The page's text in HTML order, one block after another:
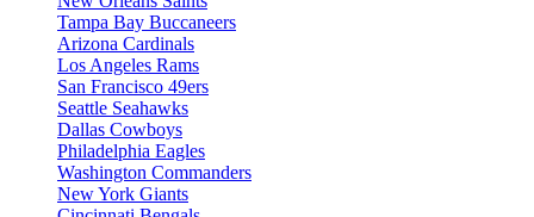
Tampa Bay Buccaneers
Arizona Cardinals
Los Angeles Rams
San Francisco 49ers
Seattle Seahawks
Dallas Cowboys
Philadelphia Eagles
Washington Commanders
New York Giants